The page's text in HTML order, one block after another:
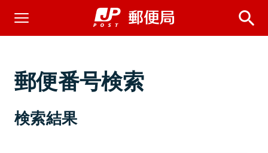
郵便番号検索
検索結果